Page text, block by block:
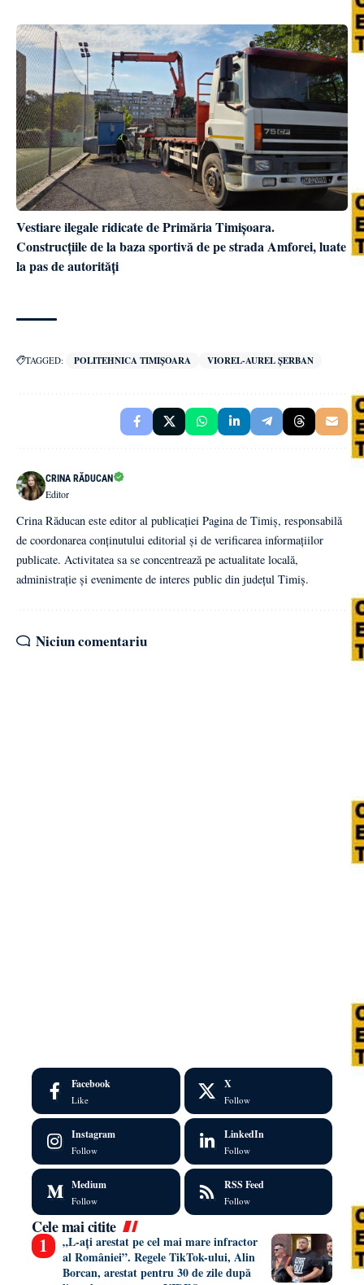
Vestiare ilegale ridicate de Primăria Timișoara.
Construcțiile de la baza sportivă de pe strada Amforei, luate
la pas de autorități
TAGGED: POLITEHNICA TIMIȘOARA VIOREL-AUREL ȘERBAN
CRINA RĂDUCAN
Editor
Crina Răducan este editor al publicației Pagina de Timiș, responsabilă
de coordonarea conținutului editorial și de verificarea informațiilor
publicate. Activitatea sa se concentrează pe actualitate locală,
administrație și evenimente de interes public din județul Timiș.
Niciun comentariu
Facebook
Like
X
Follow
Instagram
Follow
LinkedIn
Follow
Medium
Follow
RSS Feed
Follow
Cele mai citite
„L-ați arestat pe cel mai mare infractor
al României”. Regele TikTok-ului, Alin
Borcan, arestat pentru 30 de zile după